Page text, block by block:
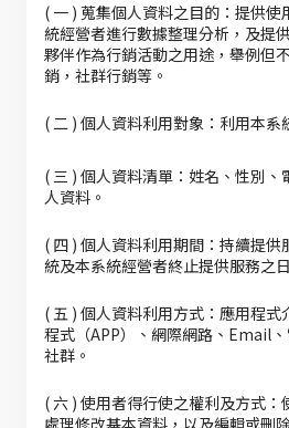
( 一 ) 蒐集個人資料之目的：提供
統經營者進行數據整理分析，及提
夥伴作為行銷活動之用途，舉例但
銷，社群行銷等。
( 二 ) 個人資料利用對象：利用本系
( 三 ) 個人資料清單：姓名、性別
人資料。
( 四 ) 個人資料利用期間：持續提
統及本系統經營者終止提供服務之
( 五 ) 個人資料利用方式：應用程式
程式（APP）、網際網路、Email
社群。
( 六 ) 使用者得行使之權利及方式